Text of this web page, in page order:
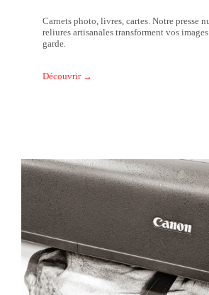
Carnets photo, livres, cartes. Notre presse
reliures artisanales transforment vos
garde.
Découvrir →